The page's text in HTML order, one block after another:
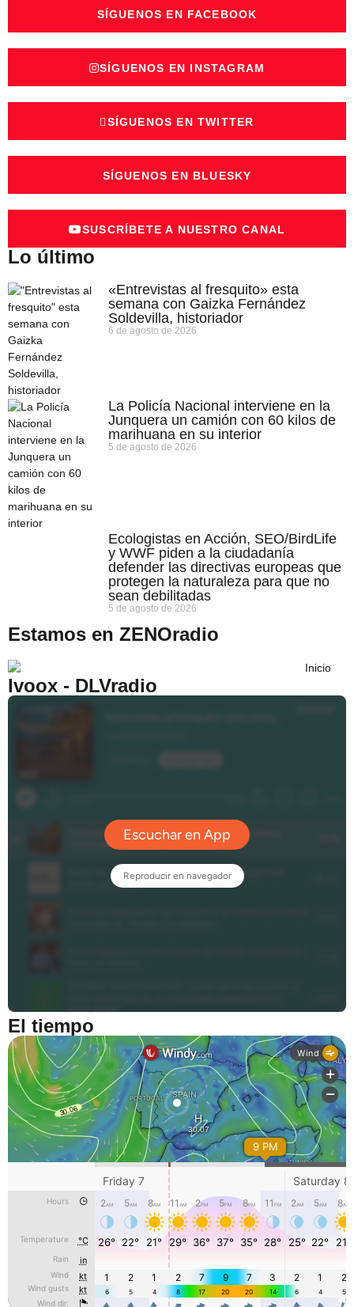
SÍGUENOS EN FACEBOOK
SÍGUENOS EN INSTAGRAM
SÍGUENOS EN TWITTER
SÍGUENOS EN BLUESKY
SUSCRÍBETE A NUESTRO CANAL
Lo último
«Entrevistas al fresquito» esta
semana con Gaizka Fernández
Soldevilla, historiador
6 de agosto de 2026
La Policía Nacional interviene en la
Junquera un camión con 60 kilos de
marihuana en su interior
5 de agosto de 2026
Ecologistas en Acción, SEO/BirdLife
y WWF piden a la ciudadanía
defender las directivas europeas que
protegen la naturaleza para que no
sean debilitadas
5 de agosto de 2026
Estamos en ZENOradio
Ivoox - DLVradio
El tiempo